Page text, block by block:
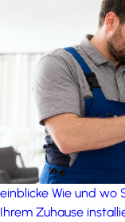
einblicke Wie und wo
Ihrem Zuhause